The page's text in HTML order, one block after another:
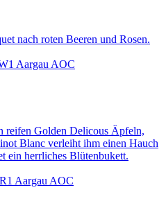
nach roten Beeren und Rosen.
reifen Golden Delicous Äpfeln,
Blanc verleiht ihm einen Hauch
ein herrliches Blütenbukett.